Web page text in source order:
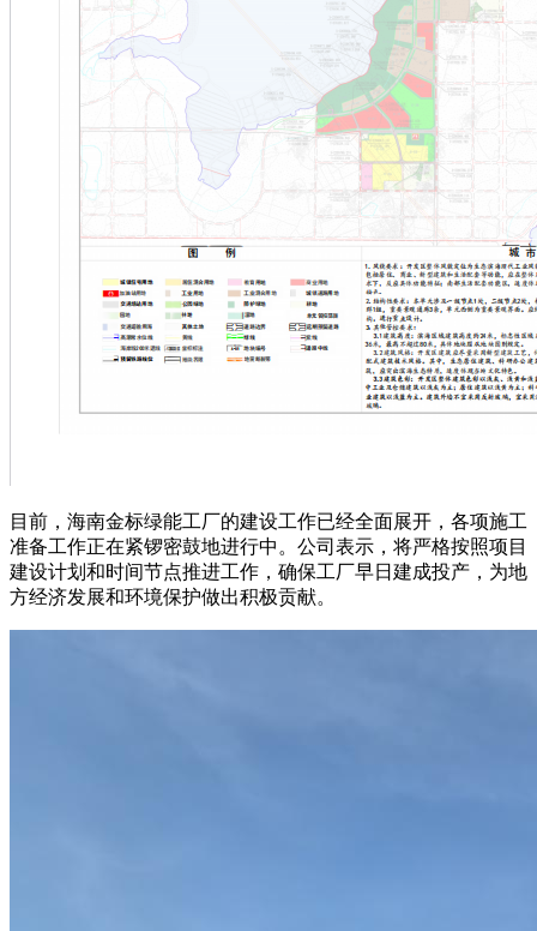
目前，海南金标绿能工厂的建设工作已经全面展开，各项施工
准备工作正在紧锣密鼓地进行中。公司表示，将严格按照项目
建设计划和时间节点推进工作，确保工厂早日建成投产，为地
方经济发展和环境保护做出积极贡献。